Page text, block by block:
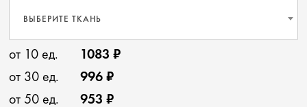
ВЫБЕРИТЕ ТКАНЬ
от 10 ед.
1083 ₽
от 30 ед.
996 ₽
от 50 ед.
953 ₽